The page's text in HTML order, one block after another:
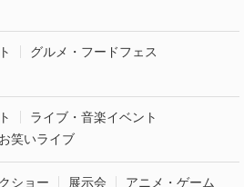
グルメ・フードフェス
ライブ・音楽イベント
笑いライブ
ショー 展示会 アニメ・ゲーム